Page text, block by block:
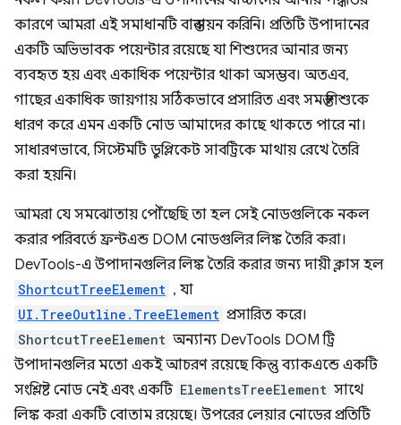
কারণে আমরা এই সমাধানটি বাস্তবায়ন করিনি। প্রতিটি উপাদানের
একটি অভিভাবক পয়েন্টার রয়েছে যা শিশুদের আনার জন্য
ব্যবহৃত হয় এবং একাধিক পয়েন্টার থাকা অসম্ভব। অতএব,
গাছের একাধিক জায়গায় সঠিকভাবে প্রসারিত এবং সমস্ত শিশুকে
ধারণ করে এমন একটি নোড আমাদের কাছে থাকতে পারে না।
সাধারণভাবে, সিস্টেমটি ডুপ্লিকেট সাবট্রিকে মাথায় রেখে তৈরি
করা হয়নি।
আমরা যে সমঝোতায় পৌঁছেছি তা হল সেই নোডগুলিকে নকল
করার পরিবর্তে ফ্রন্টএন্ড DOM নোডগুলির লিঙ্ক তৈরি করা।
DevTools-এ উপাদানগুলির লিঙ্ক তৈরি করার জন্য দায়ী ক্লাস হল
ShortcutTreeElement , যা
UI.TreeOutline.TreeElement প্রসারিত করে।
ShortcutTreeElement অন্যান্য DevTools DOM ট্রি
উপাদানগুলির মতো একই আচরণ রয়েছে কিন্তু ব্যাকএন্ডে একটি
সংশ্লিষ্ট নোড নেই এবং একটি ElementsTreeElement সাথে
লিঙ্ক করা একটি বোতাম রয়েছে। উপরের লেয়ার নোডের প্রতিটি